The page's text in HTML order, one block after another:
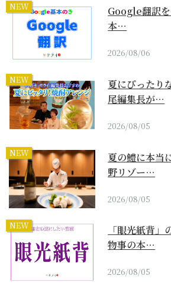
NEW
Google翻訳
本…
2026/08/06
NEW
夏にぴったり
尾編集長が…
2026/08/05
NEW
夏の鱧に本当
野リゾー…
2026/08/05
NEW
「眼光紙背」
物事の本…
2026/08/05